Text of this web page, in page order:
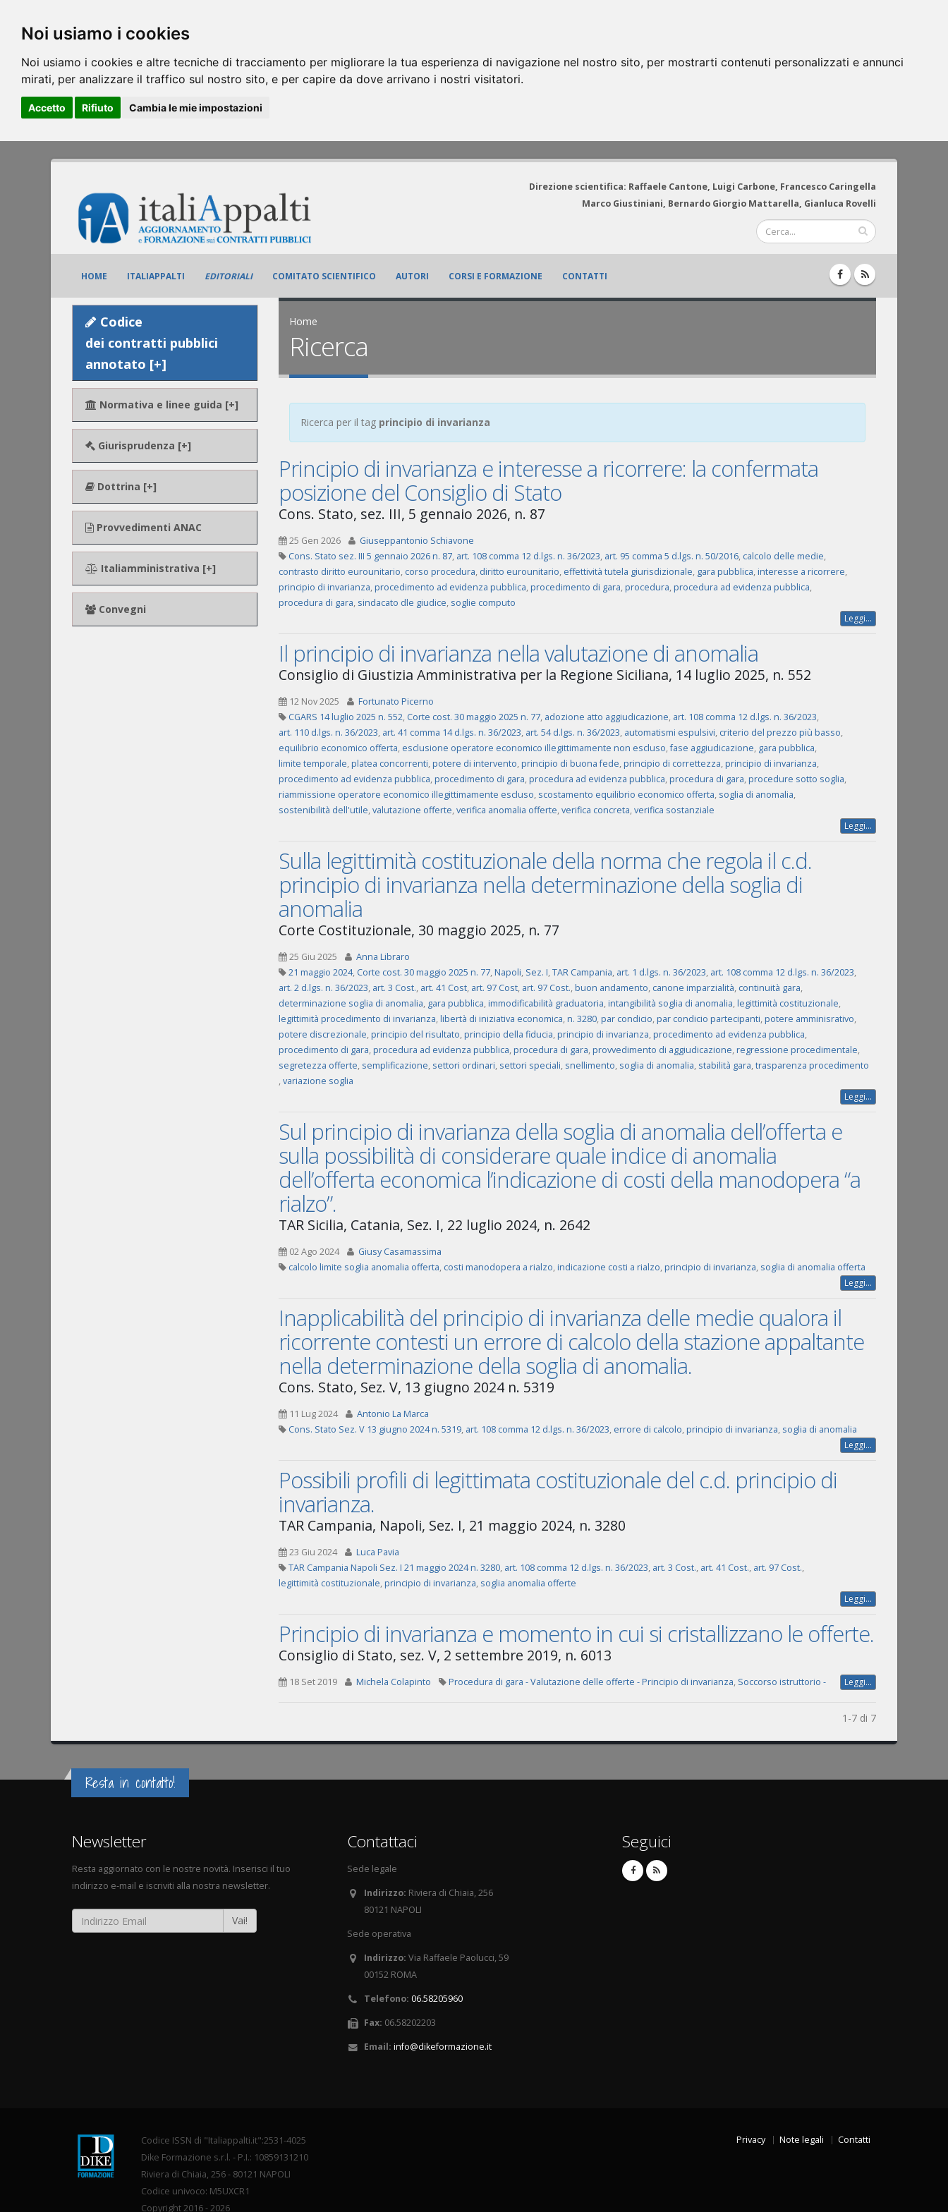
Noi usiamo i cookies
Noi usiamo i cookies e altre tecniche di tracciamento per migliorare la tua esperienza di navigazione nel nostro sito, per mostrarti contenuti personalizzati e annunci
mirati, per analizzare il traffico sul nostro sito, e per capire da dove arrivano i nostri visitatori.
Accetto Rifiuto Cambia le mie impostazioni
Direzione scientifica: Raffaele Cantone, Luigi Carbone, Francesco Caringella
Marco Giustiniani, Bernardo Giorgio Mattarella, Gianluca Rovelli
HOME ITALIAPPALTI EDITORIALI COMITATO SCIENTIFICO AUTORI CORSI E FORMAZIONE CONTATTI
Codice
dei contratti pubblici
annotato [+]
Normativa e linee guida [+]
Giurisprudenza [+]
Dottrina [+]
Provvedimenti ANAC
Italiamministrativa [+]
Convegni
Home
Ricerca
Ricerca per il tag principio di invarianza
Principio di invarianza e interesse a ricorrere: la confermata
posizione del Consiglio di Stato
Cons. Stato, sez. III, 5 gennaio 2026, n. 87
25 Gen 2026
Giuseppantonio Schiavone
Cons. Stato sez. III 5 gennaio 2026 n. 87, art. 108 comma 12 d.lgs. n. 36/2023, art. 95 comma 5 d.lgs. n. 50/2016, calcolo delle medie,
contrasto diritto eurounitario, corso procedura, diritto eurounitario, effettività tutela giurisdizionale, gara pubblica,interesse a ricorrere,
principio di invarianza,procedimento ad evidenza pubblica,procedimento di gara,procedura,procedura ad evidenza pubblica,
procedura di gara, sindacato dle giudice, soglie computo
Leggi...
Il principio di invarianza nella valutazione di anomalia
Consiglio di Giustizia Amministrativa per la Regione Siciliana, 14 luglio 2025, n. 552
12 Nov 2025
Fortunato Picerno
CGARS 14 luglio 2025 n. 552, Corte cost. 30 maggio 2025 n. 77, adozione atto aggiudicazione, art. 108 comma 12 d.lgs. n. 36/2023,
art. 110 d.lgs. n. 36/2023, art. 41 comma 14 d.lgs. n. 36/2023, art. 54 d.lgs. n. 36/2023, automatismi espulsivi, criterio del prezzo più basso,
equilibrio economico offerta, esclusione operatore economico illegittimamente non escluso,fase aggiudicazione, gara pubblica,
limite temporale,platea concorrenti,potere di intervento,principio di buona fede,principio di correttezza,principio di invarianza,
procedimento ad evidenza pubblica,procedimento di gara,procedura ad evidenza pubblica,procedura di gara,procedure sotto soglia,
riammissione operatore economico illegittimamente escluso, scostamento equilibrio economico offerta, soglia di anomalia,
sostenibilità dell'utile,valutazione offerte,verifica anomalia offerte,verifica concreta,verifica sostanziale
Leggi...
Sulla legittimità costituzionale della norma che regola il c.d.
principio di invarianza nella determinazione della soglia di
anomalia
Corte Costituzionale, 30 maggio 2025, n. 77
25 Giu 2025
Anna Libraro
21 maggio 2024, Corte cost. 30 maggio 2025 n. 77,Napoli, Sez. I,TAR Campania, art. 1 d.lgs. n. 36/2023, art. 108 comma 12 d.lgs. n. 36/2023,
art. 2 d.lgs. n. 36/2023, art. 3 Cost., art. 41 Cost, art. 97 Cost, art. 97 Cost.,buon andamento, canone imparzialità, continuità gara,
determinazione soglia di anomalia, gara pubblica,immodificabilità graduatoria,intangibilità soglia di anomalia,legittimità costituzionale,
legittimità procedimento di invarianza,libertà di iniziativa economica,n. 3280,par condicio,par condicio partecipanti,potere amminisrativo,
potere discrezionale,principio del risultato,principio della fiducia,principio di invarianza,procedimento ad evidenza pubblica,
procedimento di gara,procedura ad evidenza pubblica,procedura di gara,provvedimento di aggiudicazione,regressione procedimentale,
segretezza offerte, semplificazione, settori ordinari, settori speciali, snellimento, soglia di anomalia, stabilità gara,trasparenza procedimento
,variazione soglia
Leggi...
Sul principio di invarianza della soglia di anomalia dell’offerta e
sulla possibilità di considerare quale indice di anomalia
dell’offerta economica l’indicazione di costi della manodopera “a
rialzo”.
TAR Sicilia, Catania, Sez. I, 22 luglio 2024, n. 2642
02 Ago 2024
Giusy Casamassima
calcolo limite soglia anomalia offerta, costi manodopera a rialzo,indicazione costi a rialzo,principio di invarianza, soglia di anomalia offerta
Leggi...
Inapplicabilità del principio di invarianza delle medie qualora il
ricorrente contesti un errore di calcolo della stazione appaltante
nella determinazione della soglia di anomalia.
Cons. Stato, Sez. V, 13 giugno 2024 n. 5319
11 Lug 2024
Antonio La Marca
Cons. Stato Sez. V 13 giugno 2024 n. 5319, art. 108 comma 12 d.lgs. n. 36/2023, errore di calcolo,principio di invarianza, soglia di anomalia
Leggi...
Possibili profili di legittimata costituzionale del c.d. principio di
invarianza.
TAR Campania, Napoli, Sez. I, 21 maggio 2024, n. 3280
23 Giu 2024
Luca Pavia
TAR Campania Napoli Sez. I 21 maggio 2024 n. 3280, art. 108 comma 12 d.lgs. n. 36/2023, art. 3 Cost., art. 41 Cost., art. 97 Cost.,
legittimità costituzionale,principio di invarianza, soglia anomalia offerte
Leggi...
Principio di invarianza e momento in cui si cristallizzano le offerte.
Consiglio di Stato, sez. V, 2 settembre 2019, n. 6013
18 Set 2019 Michela Colapinto Procedura di gara - Valutazione delle offerte - Principio di invarianza, Soccorso istruttorio - Leggi...
1-7 di 7
Resta in contatto!
Newsletter
Resta aggiornato con le nostre novità. Inserisci il tuo
indirizzo e-mail e iscriviti alla nostra newsletter.
Vai!
Contattaci
Sede legale
Indirizzo: Riviera di Chiaia, 256
80121 NAPOLI
Sede operativa
Indirizzo: Via Raffaele Paolucci, 59
00152 ROMA
Telefono: 06.58205960
Fax: 06.58202203
Email: info@dikeformazione.it
Seguici
Codice ISSN di "Italiappalti.it":2531-4025
Dike Formazione s.r.l. - P.I.: 10859131210
Riviera di Chiaia, 256 - 80121 NAPOLI
Codice univoco: M5UXCR1
Copyright 2016 - 2026
Privacy Note legali Contatti